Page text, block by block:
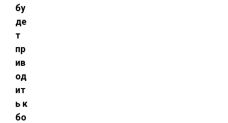
бу
де
т
пр
ив
од
ит
ь к
бо